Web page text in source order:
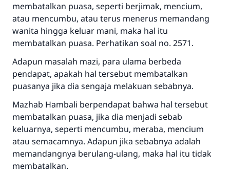
membatalkan puasa, seperti berjimak, mencium,
atau mencumbu, atau terus menerus memandang
wanita hingga keluar mani, maka hal itu
membatalkan puasa. Perhatikan soal no. 2571.
Adapun masalah mazi, para ulama berbeda
pendapat, apakah hal tersebut membatalkan
puasanya jika dia sengaja melakuan sebabnya.
Mazhab Hambali berpendapat bahwa hal tersebut
membatalkan puasa, jika dia menjadi sebab
keluarnya, seperti mencumbu, meraba, mencium
atau semacamnya. Adapun jika sebabnya adalah
memandangnya berulang-ulang, maka hal itu tidak
membatalkan.